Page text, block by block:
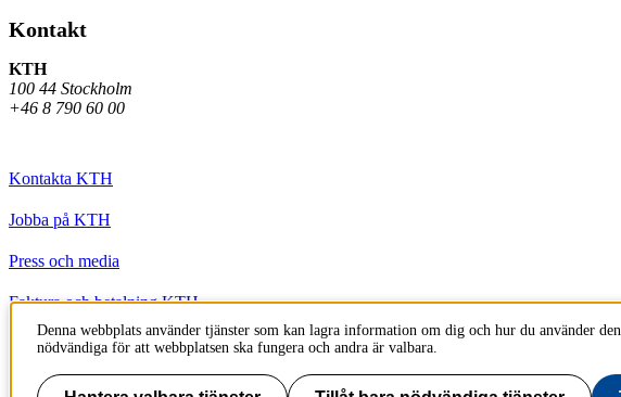
Kontakt
KTH
100 44 Stockholm
+46 8 790 60 00
Kontakta KTH
Jobba på KTH
Press och media
Faktura och betalning KTH
Om KTH:s webbplatser
Tillgänglighetsredogörelse
Denna webbplats använder tjänster som kan lagra information om dig och hur du använder
nödvändiga för att webbplatsen ska fungera och andra är valbara.